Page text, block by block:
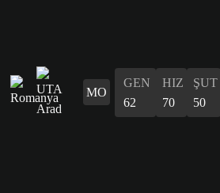
MO
GEN
62
HIZ
70
ŞUT
50